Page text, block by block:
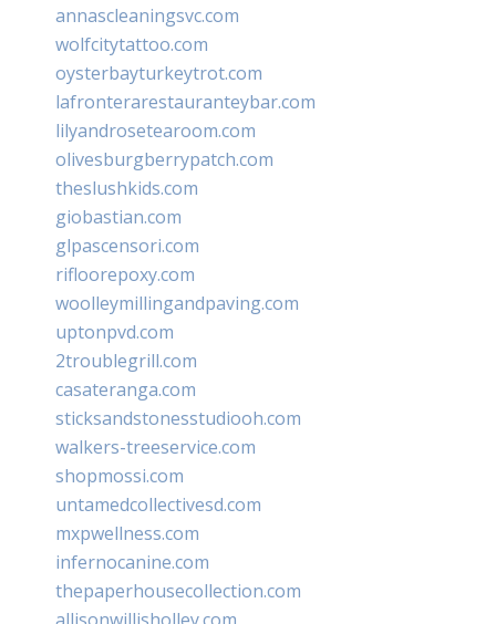
annascleaningsvc.com
wolfcitytattoo.com
oysterbayturkeytrot.com
lafronterarestauranteybar.com
lilyandrosetearoom.com
olivesburgberrypatch.com
theslushkids.com
giobastian.com
glpascensori.com
rifloorepoxy.com
woolleymillingandpaving.com
uptonpvd.com
2troublegrill.com
casateranga.com
sticksandstonesstudiooh.com
walkers-treeservice.com
shopmossi.com
untamedcollectivesd.com
mxpwellness.com
infernocanine.com
thepaperhousecollection.com